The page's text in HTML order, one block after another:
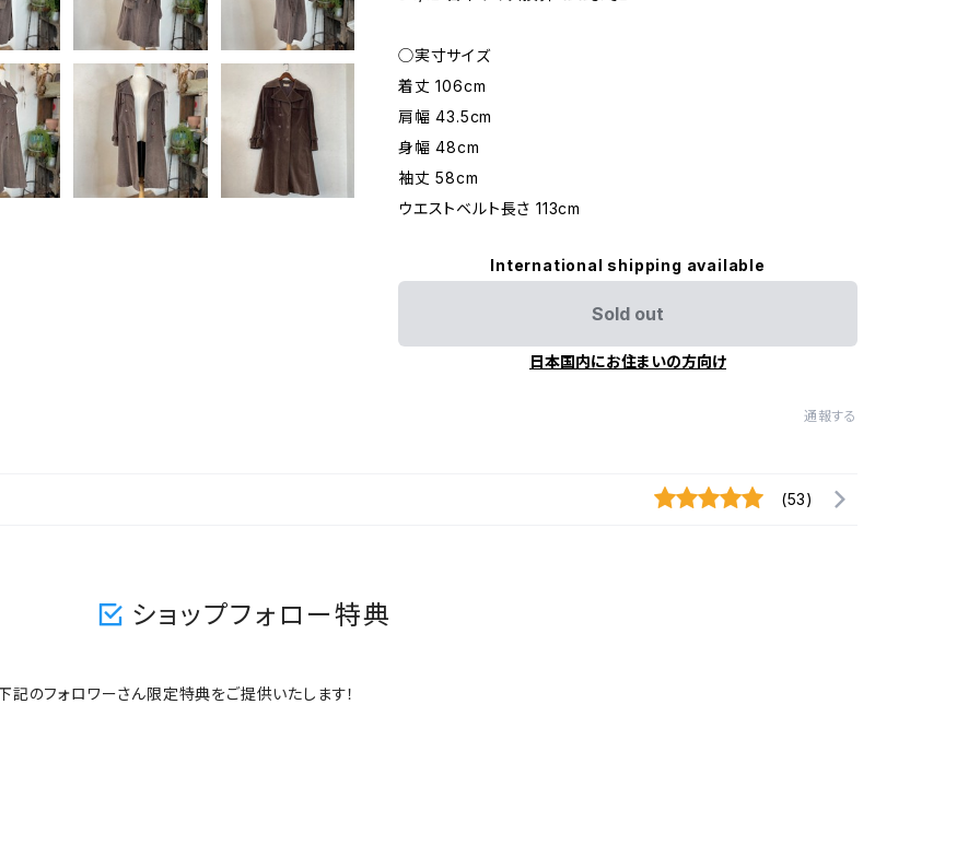
◯実寸サイズ
着丈 106cm
肩幅 43.5cm
身幅 48cm
袖丈 58cm
ウエストベルト長さ 113cm
International shipping available
Sold out
日本国内にお住まいの方向け
通報する
(53)
ショップフォロー特典
のフォロワーさん限定特典をご提供いたします！